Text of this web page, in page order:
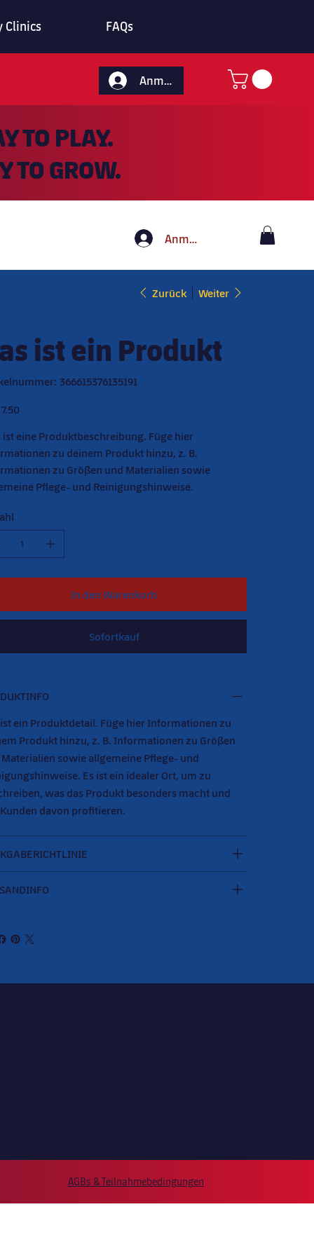
Anmelden
TO PLAY.
TO GROW.
Anmelden
Clinics FAQs
Zurück Weiter
ist ein Produkt
Artikelnummer:
366615376135191
366615376135191
ist eine Produktbeschreibung. Füge hier
zu deinem Produkt hinzu, z. B.
zu Größen und Materialien sowie
Pflege- und Reinigungshinweise.
In den Warenkorb
Sofortkauf
ist ein Produktdetail. Füge hier Informationen zu
Produkt hinzu, z. B. Informationen zu Größen
sowie allgemeine Pflege- und
Es ist ein idealer Ort, um zu
was das Produkt besonders macht und
davon profitieren.
AGBs & Teilnahmebedingungen